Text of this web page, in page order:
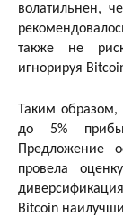
волатильнен,
также не
игнорируя
Таким образом,
до 5%
Предложение
провела
Bitcoin